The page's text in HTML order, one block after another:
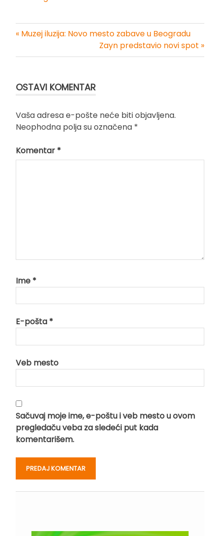
« Muzej iluzija: Novo mesto zabave u Beogradu
Zayn predstavio novi spot »
OSTAVI KOMENTAR
Vaša adresa e-pošte neće biti objavljena.
Neophodna polja su označena *
Komentar *
Ime *
E-pošta *
Veb mesto
Sačuvaj moje ime, e-poštu i veb mesto u ovom
pregledaču veba za sledeći put kada
komentarišem.